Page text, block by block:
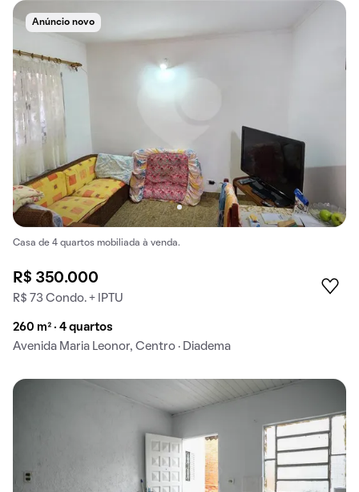
Anúncio novo
Casa de 4 quartos mobiliada à venda.
R$ 350.000
R$ 73 Condo. + IPTU
260 m² · 4 quartos
Avenida Maria Leonor, Centro · Diadema